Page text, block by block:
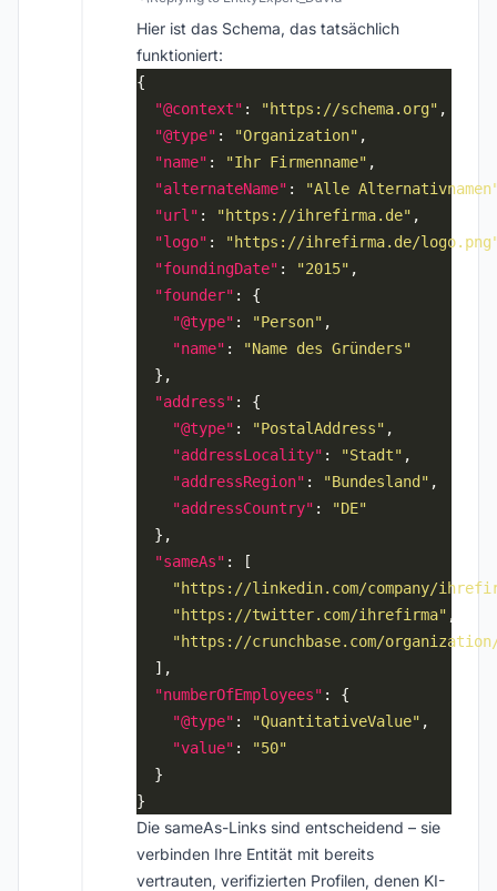
Hier ist das Schema, das tatsächlich
funktioniert:
"@context" : "https://schema.org"
"@type" : "Organization"
"name" : "Ihr Firmenname"
"alternateName" :
"Alle
"url" : "https://ihrefirma.de"
"logo" :
"https://ihrefirma.de/
"foundingDate" : "2015"
"founder"
"@type" : "Person"
"name" :
"Name des Gründers"
"address"
"@type" : "PostalAddress"
"addressLocality" : "Stadt"
"addressRegion" : "Bundesland"
"addressCountry" :
"DE"
"sameAs"
"https://linkedin.com/company/
"https://twitter.com/ihrefirma"
"https://crunchbase.com/
"numberOfEmployees"
"@type" : "QuantitativeValue"
"value" :
"50"
Die sameAs-Links sind entscheidend – sie
verbinden Ihre Entität mit bereits
vertrauten, verifizierten Profilen, denen KI-